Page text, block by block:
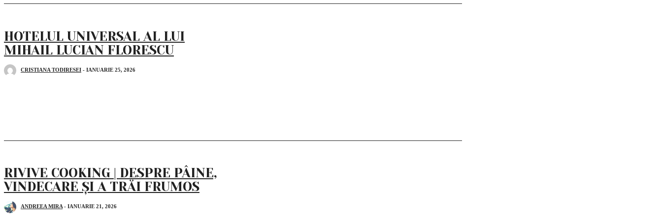
HOTELUL UNIVERSAL AL LUI
MIHAIL LUCIAN FLORESCU
CRISTIANA TODIRESEI - IANUARIE 25, 2026
RIVIVE COOKING | DESPRE PÂINE,
VINDECARE ȘI A TRĂI FRUMOS
ANDREEA MIRA - IANUARIE 21, 2026